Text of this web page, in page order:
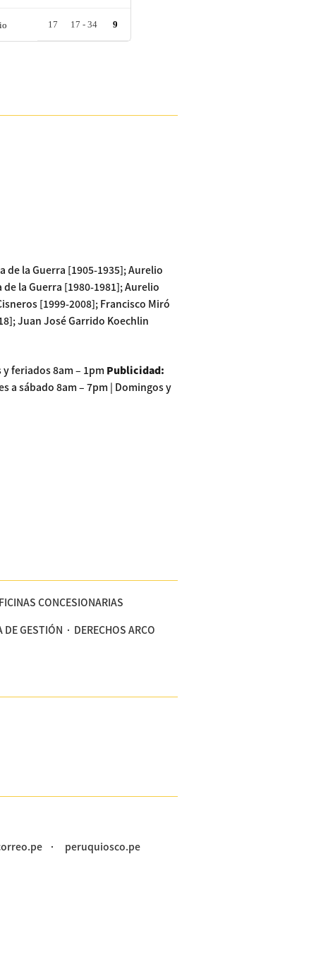
17 17 - 34 9
de la Guerra [1905-1935]; Aurelio
la Guerra [1980-1981]; Aurelio
[1999-2008]; Francisco Miró
Juan José Garrido Koechlin
feriados 8am – 1pm Publicidad:
a sábado 8am – 7pm | Domingos y
CONCESIONARIAS
DE GESTIÓN
DERECHOS ARCO
peruquiosco.pe